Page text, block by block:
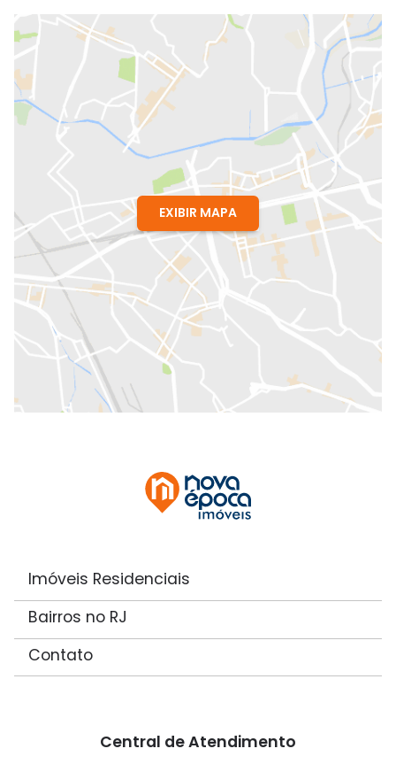
EXIBIR MAPA
Imóveis Residenciais
Bairros no RJ
Contato
Central de Atendimento